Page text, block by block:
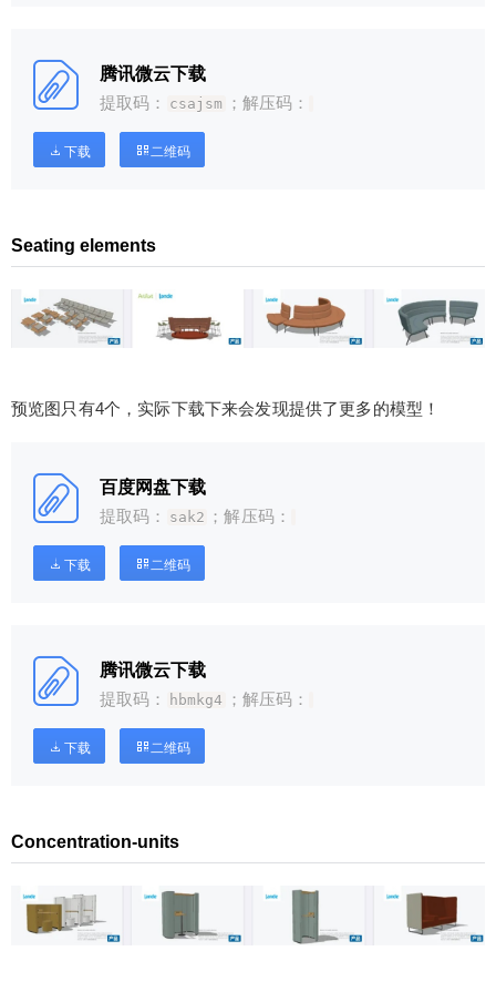
腾讯微云下载
提取码：
csajsm ；解压码：
下载 二维码
Seating elements
预览图只有4个，实际下载下来会发现提供了更多的模型！
百度网盘下载
提取码：
sak2 ；解压码：
下载 二维码
腾讯微云下载
提取码：
hbmkg4 ；解压码：
下载 二维码
Concentration-units
给少校-LA打赏